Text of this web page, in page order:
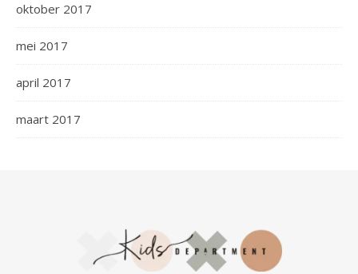
oktober 2017
mei 2017
april 2017
maart 2017